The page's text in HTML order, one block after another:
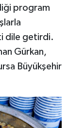
program
dile getirdi.
Gürkan,
Büyükşehir